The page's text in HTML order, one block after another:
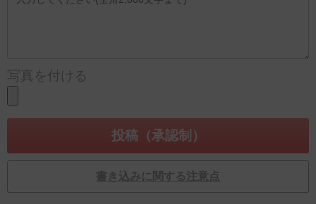
写真を付ける
書き込みに関する注意点